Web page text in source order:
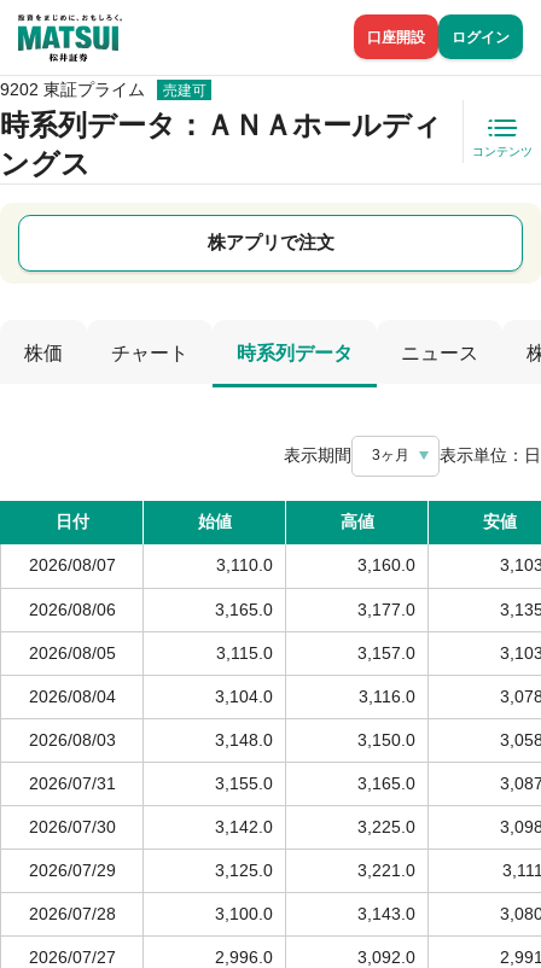
口座開設 ログイン
9202 東証プライム 売建可
時系列データ ：ＡＮＡホールディ
ングス
コンテンツ
株アプリで注文
株価 チャート 時系列データ ニュース
表示期間 3ヶ月 表示単位： 日
日付 始値 高値 安値
2026/08/07 3,110.0 3,160.0
2026/08/06 3,165.0 3,177.0
2026/08/05 3,115.0 3,157.0
2026/08/04 3,104.0 3,116.0
2026/08/03 3,148.0 3,150.0
2026/07/31 3,155.0 3,165.0
2026/07/30 3,142.0 3,225.0
2026/07/29 3,125.0 3,221.0
2026/07/28 3,100.0 3,143.0
2026/07/27 2,996.0 3,092.0